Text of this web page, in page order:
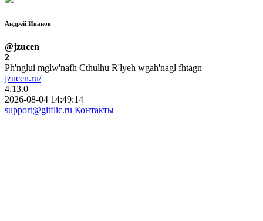
Андрей Иванов
@jzucen
2
Ph'nglui mglw'nafh Cthulhu R'lyeh wgah'nagl fhtagn
jzucen.ru/
4.13.0
2026-08-04 14:49:14
support@gitflic.ru Контакты